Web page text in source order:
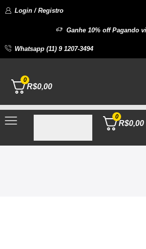
Login / Registro
Ganhe 10% off Pagando
Whatsapp (11) 9 1207-3494
0
R$0,00
0
R$0,00